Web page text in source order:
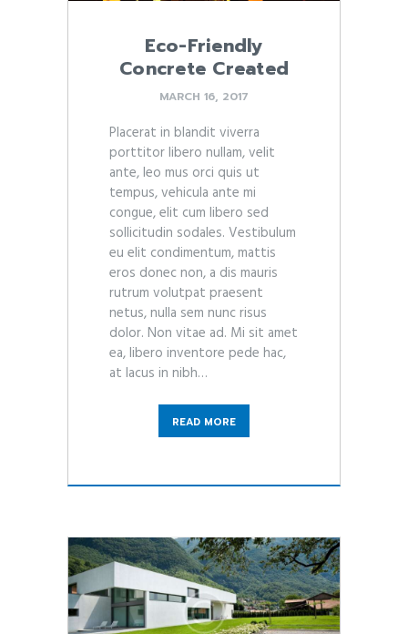
Eco-Friendly
Concrete Created
MARCH 16, 2017
Placerat in blandit viverra
porttitor libero nullam, velit
ante, leo mus orci quis ut
tempus, vehicula ante mi
congue, elit cum libero sed
sollicitudin sodales. Vestibulum
eu elit condimentum, mattis
eros donec non, a dis mauris
rutrum volutpat praesent
netus, nulla sem nunc risus
dolor. Non vitae ad. Mi sit amet
ea, libero inventore pede hac,
at lacus in nibh…
READ MORE